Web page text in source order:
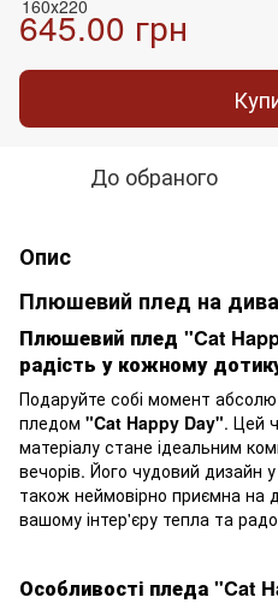
645.00 грн
До обраного
Опис
Плюшевий плед на
Плюшевий плед "Cat
радість у кожному
Подаруйте собі момент
пледом "Cat Happy Day". Цей
матеріалу стане ідеальним
вечорів. Його чудовий дизайн
також неймовірно приємна на
вашому інтер'єру тепла та
Особливості пледа "Cat